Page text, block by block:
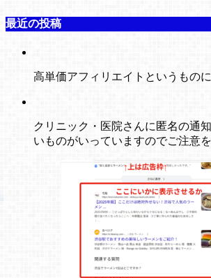
最近の投稿
高単価アフィリエイトというもの
クリニック・医院さんに匿名の通
いものがいっていますのでご注意を